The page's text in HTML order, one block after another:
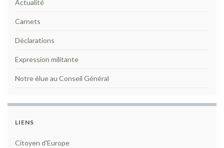
Actualité
Carnets
Déclarations
Expression militante
Notre élue au Conseil Général
LIENS
Citoyen d'Europe